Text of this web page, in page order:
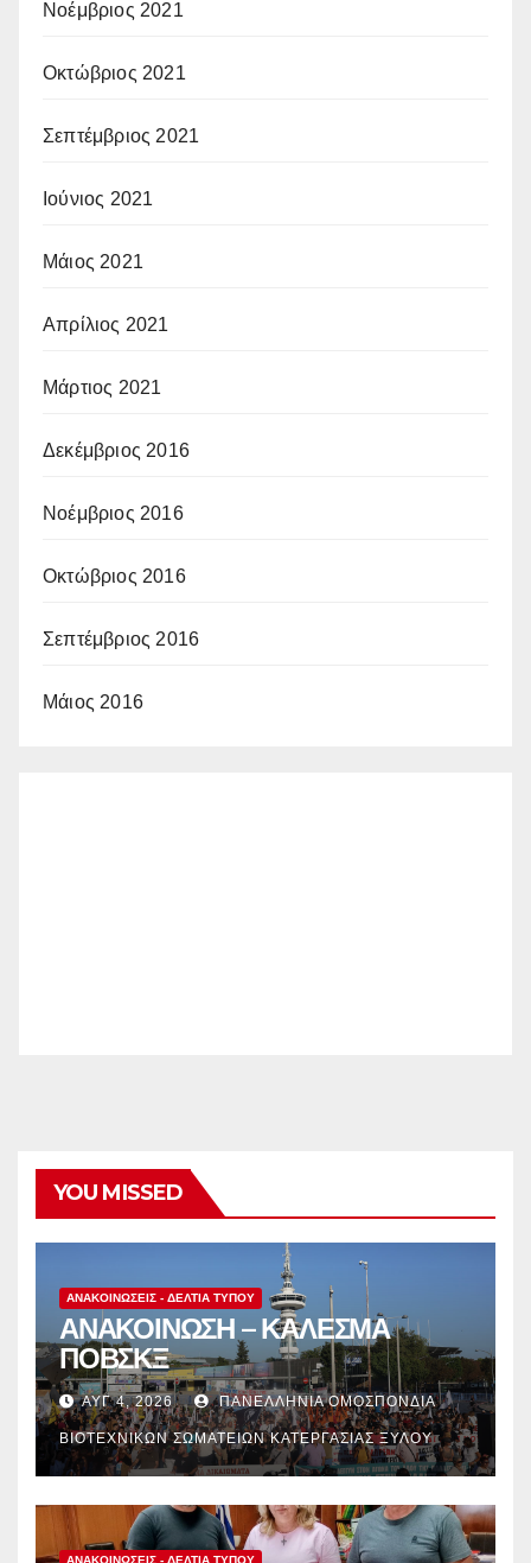
Νοέμβριος 2021
Οκτώβριος 2021
Σεπτέμβριος 2021
Ιούνιος 2021
Μάιος 2021
Απρίλιος 2021
Μάρτιος 2021
Δεκέμβριος 2016
Νοέμβριος 2016
Οκτώβριος 2016
Σεπτέμβριος 2016
Μάιος 2016
YOU MISSED
ΑΝΑΚΟΙΝΏΣΕΙΣ - ΔΕΛΤΊΑ ΤΎΠΟΥ
ΑΝΑΚΟΙΝΩΣΗ – ΚΑΛΕΣΜΑ
ΠΟΒΣΚΞ
ΑΥΓ 4, 2026 ΠΑΝΕΛΛΉΝΙΑ ΟΜΟΣΠΟΝΔΊΑ
ΒΙΟΤΕΧΝΙΚΏΝ ΣΩΜΑΤΕΊΩΝ ΚΑΤΕΡΓΑΣΊΑΣ ΞΎΛΟΥ
ΑΝΑΚΟΙΝΏΣΕΙΣ - ΔΕΛΤΊΑ ΤΎΠΟΥ